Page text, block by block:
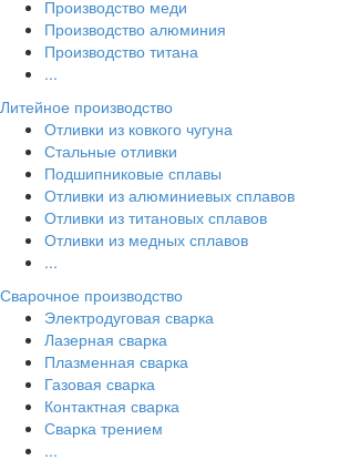
Производство меди
Производство алюминия
Производство титана
...
Литейное производство
Отливки из ковкого чугуна
Стальные отливки
Подшипниковые сплавы
Отливки из алюминиевых сплавов
Отливки из титановых сплавов
Отливки из медных сплавов
...
Сварочное производство
Электродуговая сварка
Лазерная сварка
Плазменная сварка
Газовая сварка
Контактная сварка
Сварка трением
...